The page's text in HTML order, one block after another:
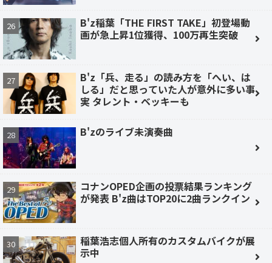
B'z稲葉「THE FIRST TAKE」初登場動
画が急上昇1位獲得、100万再生突破
B'z「兵、走る」の読み方を「へい、は
しる」だと思っていた人が意外に多い事
実 タレント・ベッキーも
B'zのライブ未演奏曲
コナンOPED企画の投票結果ランキング
が発表 B'z曲はTOP20に2曲ランクイン
稲葉浩志個人所有のカスタムバイクが展
示中